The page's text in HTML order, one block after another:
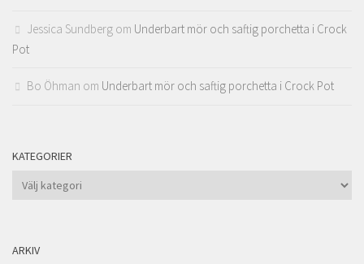
Jessica Sundberg om Underbart mör och saftig porchetta i Crock
Pot
Bo Öhman om Underbart mör och saftig porchetta i Crock Pot
KATEGORIER
Kategorier
ARKIV